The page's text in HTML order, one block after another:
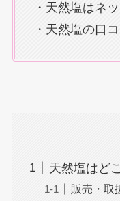
・天然塩はネ
・天然塩の口
天然塩はど
販売・取